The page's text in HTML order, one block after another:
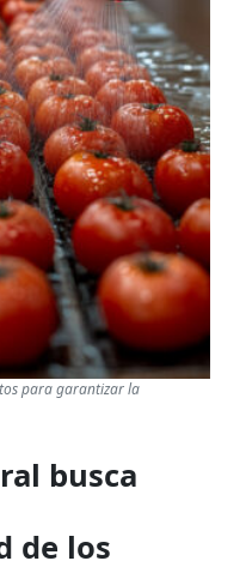
para garantizar la
busca
de los